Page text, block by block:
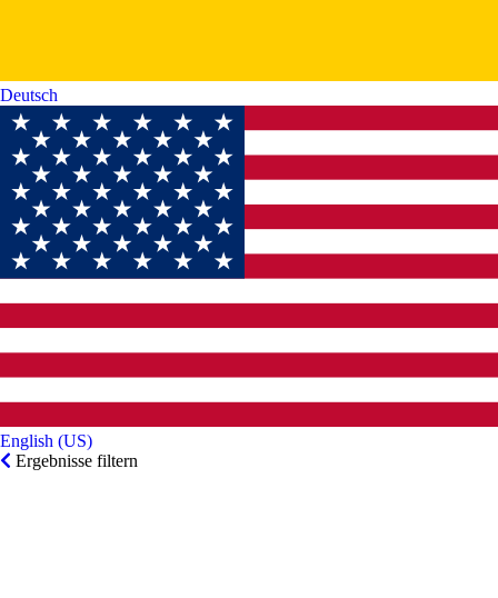
Deutsch‎
English (US)‎
Ergebnisse filtern